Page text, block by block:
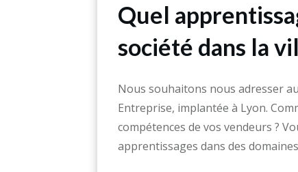
Quel
société dans la
Nous souhaitons nous adresser
Entreprise, implantée à Lyon.
compétences de vos vendeurs ?
apprentissages dans des